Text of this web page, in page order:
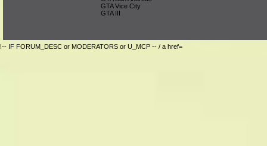
GTA Vice City
GTA III
!-- IF FORUM_DESC or MODERATORS or U_MCP -- / a href=